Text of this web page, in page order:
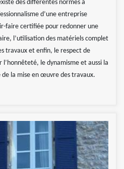
des différentes normes à
d’une entreprise
faire certifiée pour redonner une
l’utilisation des matériels complet
travaux et enfin, le respect de
l’honnêteté, le dynamisme et aussi la
la mise en œuvre des travaux.